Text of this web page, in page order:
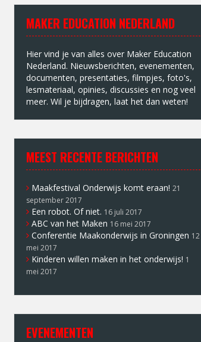
MAKER EDUCATION NEDERLAND
Hier vind je van alles over Maker Education
Nederland. Nieuwsberichten, evenementen,
documenten, presentaties, filmpjes, foto's,
lesmateriaal, opinies, discussies en nog veel
meer. Wil je bijdragen, laat het dan weten!
MEEST RECENTE BERICHTEN
Maakfestival Onderwijs komt eraan! 21
september 2017
Een robot. Of niet. 16 juli 2017
ABC van het Maken 16 mei 2017
Conferentie Maakonderwijs in Groningen 12
mei 2017
Kinderen willen maken in het onderwijs! 1
mei 2017
EVENEMENTEN